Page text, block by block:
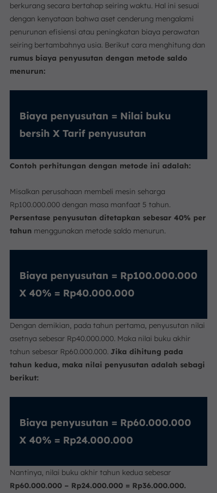
berkurang secara bertahap seiring waktu. Hal ini sesuai
dengan kenyataan bahwa aset cenderung mengalami
penurunan efisiensi atau peningkatan biaya perawatan
seiring bertambahnya usia. Berikut cara menghitung dan
rumus biaya penyusutan dengan metode saldo
menurun:
Biaya penyusutan = Nilai buku
bersih X Tarif penyusutan
Contoh perhitungan dengan metode ini adalah:
Misalkan perusahaan membeli mesin seharga
Rp100.000.000 dengan masa manfaat 5 tahun.
Persentase penyusutan ditetapkan sebesar 40% per
tahun menggunakan metode saldo menurun.
Biaya penyusutan = Rp100.000.000
X 40% = Rp40.000.000
Dengan demikian, pada tahun pertama, penyusutan nilai
asetnya sebesar Rp40.000.000. Maka nilai buku akhir
tahun sebesar Rp60.000.000. Jika dihitung pada
tahun kedua, maka nilai penyusutan adalah sebagi
berikut:
Biaya penyusutan = Rp60.000.000
X 40% = Rp24.000.000
Nantinya, nilai buku akhir tahun kedua sebesar
Rp60.000.000 – Rp24.000.000 = Rp36.000.000.